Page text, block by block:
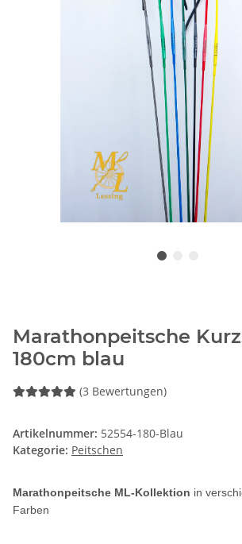
Marathonpeitsche
180cm blau
(3 Bewertungen)
Artikelnummer: 52554-180-Blau
Kategorie: Peitschen
Marathonpeitsche ML-Kollektion in
Farben